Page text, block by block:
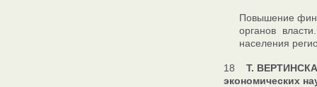
Повышение
органов
населения
18 Т.
экономических